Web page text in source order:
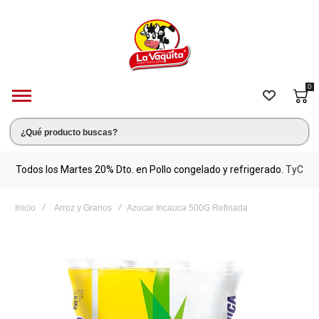
0
Todos los Martes 20% Dto. en Pollo congelado y refrigerado. TyC
Inicio Arroz y Granos Azucar Incauca 500G Refinada